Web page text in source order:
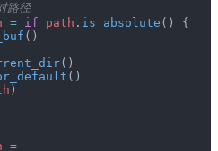
对路径
= if path . is_absolute () {
()
()
()
)
=